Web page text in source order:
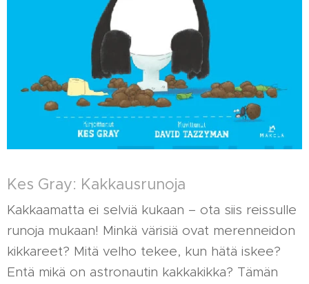
Kes Gray: Kakkausrunoja
Kakkaamatta ei selviä kukaan – ota siis reissulle
runoja mukaan! Minkä värisiä ovat merenneidon
kikkareet? Mitä velho tekee, kun hätä iskee?
Entä mikä on astronautin kakkakikka? Tämän